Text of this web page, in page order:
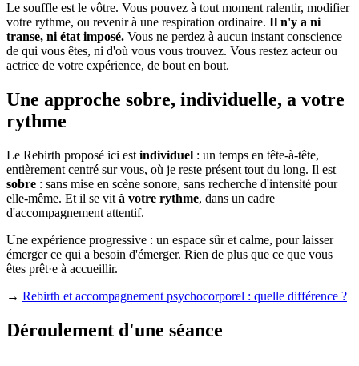
Le souffle est le vôtre. Vous pouvez à tout moment ralentir, modifier
votre rythme, ou revenir à une respiration ordinaire. Il n'y a ni
transe, ni état imposé. Vous ne perdez à aucun instant conscience
de qui vous êtes, ni d'où vous vous trouvez. Vous restez acteur ou
actrice de votre expérience, de bout en bout.
Une approche sobre, individuelle, a votre
rythme
Le Rebirth proposé ici est individuel : un temps en tête-à-tête,
entièrement centré sur vous, où je reste présent tout du long. Il est
sobre : sans mise en scène sonore, sans recherche d'intensité pour
elle-même. Et il se vit à votre rythme, dans un cadre
d'accompagnement attentif.
Une expérience progressive : un espace sûr et calme, pour laisser
émerger ce qui a besoin d'émerger. Rien de plus que ce que vous
êtes prêt·e à accueillir.
→ Rebirth et accompagnement psychocorporel : quelle différence ?
Déroulement d'une séance